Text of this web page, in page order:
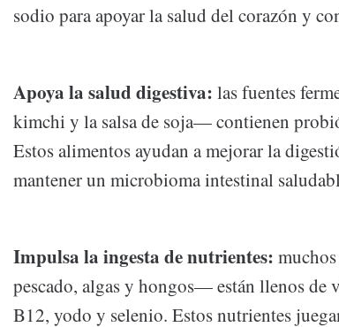
sodio para apoyar la salud del corazón y
Apoya la salud digestiva: las fuentes
kimchi y la salsa de soja— contienen
Estos alimentos ayudan a mejorar la
mantener un microbioma intestinal
Impulsa la ingesta de nutrientes:
pescado, algas y hongos— están llenos de
B12, yodo y selenio. Estos nutrientes